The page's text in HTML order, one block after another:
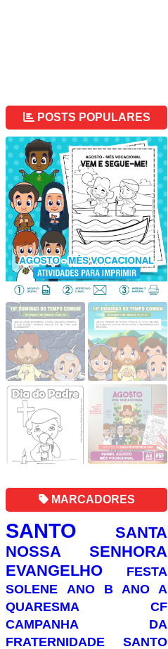
POSTS POPULARES
MARCADORES
SANTO
SANTA
NOSSA SENHORA
EVANGELHO
FESTA
SOLENE
ANO B
ANO A
QUARESMA
CF
CAMPANHA DA
FRATERNIDADE
SANTO